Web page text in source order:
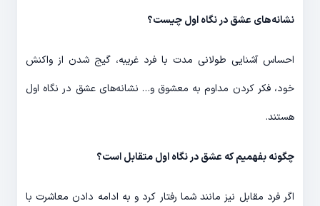
نشانه‌های عشق در نگاه اول چیست؟
احساس آشنایی طولانی مدت با فرد غریبه، گیج شدن از واکنش
خود، فکر کردن مداوم به معشوق و… نشانه‌های عشق در نگاه اول
هستند.
چگونه بفهمیم که عشق در نگاه اول متقابل است؟
اگر فرد مقابل نیز مانند شما رفتار کرد و به ادامه دادن معاشرت با